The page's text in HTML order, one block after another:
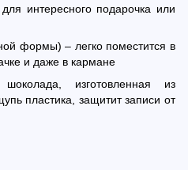
интересного подарочка или
формы) – легко поместится в
и даже в кармане
изготовленная из
пластика, защитит записи от